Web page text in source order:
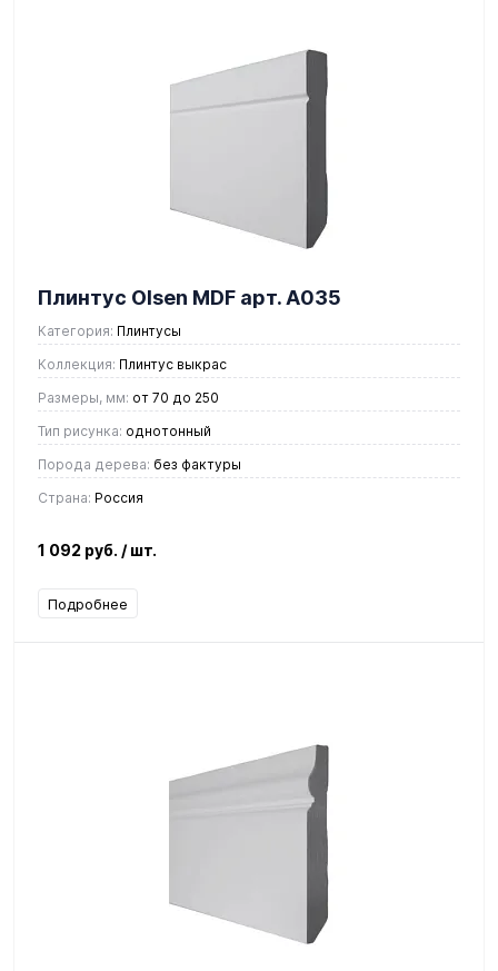
Плинтус Olsen MDF арт. А035
Категория: Плинтусы
Коллекция: Плинтус выкрас
Размеры, мм: от 70 до 250
Тип рисунка: однотонный
Порода дерева: без фактуры
Страна: Россия
1 092 руб. / шт.
Подробнее